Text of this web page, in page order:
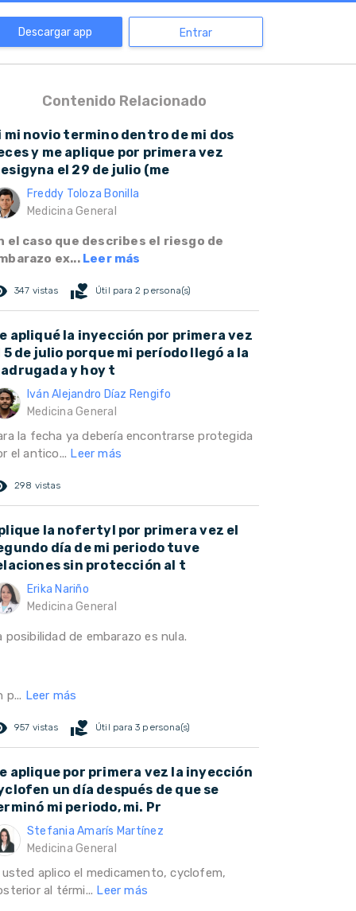
Descargar app Entrar
Contenido Relacionado
mi novio termino dentro de mi dos
y me aplique por primera vez
el 29 de julio (me
Freddy Toloza Bonilla
Medicina General
el caso que describes el riesgo de
ex... Leer más
347 vistas volunteer_activism Útil para 2 persona(s)
apliqué la inyección por primera vez
5 de julio porque mi período llegó a la
y hoy t
Iván Alejandro Díaz Rengifo
Medicina General
la fecha ya debería encontrarse protegida
el antico... Leer más
298 vistas
la nofertyl por primera vez el
día de mi periodo tuve
sin protección al t
Erika Nariño
Medicina General
posibilidad de embarazo es nula.
p... Leer más
957 vistas volunteer_activism Útil para 3 persona(s)
aplique por primera vez la inyección
un día después de que se
mi periodo, mi. Pr
Stefania Amarís Martínez
Medicina General
usted aplico el medicamento, cyclofem,
al térmi... Leer más